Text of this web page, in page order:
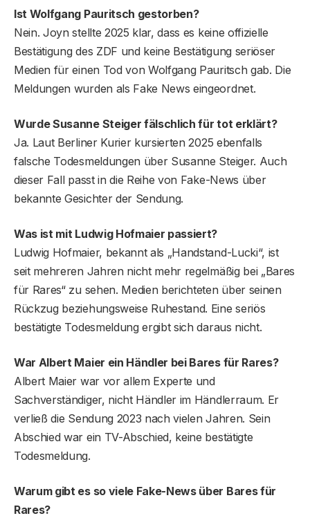
Ist Wolfgang Pauritsch gestorben?
Nein. Joyn stellte 2025 klar, dass es keine offizielle
Bestätigung des ZDF und keine Bestätigung seriöser
Medien für einen Tod von Wolfgang Pauritsch gab. Die
Meldungen wurden als Fake News eingeordnet.
Wurde Susanne Steiger fälschlich für tot erklärt?
Ja. Laut Berliner Kurier kursierten 2025 ebenfalls
falsche Todesmeldungen über Susanne Steiger. Auch
dieser Fall passt in die Reihe von Fake-News über
bekannte Gesichter der Sendung.
Was ist mit Ludwig Hofmaier passiert?
Ludwig Hofmaier, bekannt als „Handstand-Lucki“, ist
seit mehreren Jahren nicht mehr regelmäßig bei „Bares
für Rares“ zu sehen. Medien berichteten über seinen
Rückzug beziehungsweise Ruhestand. Eine seriös
bestätigte Todesmeldung ergibt sich daraus nicht.
War Albert Maier ein Händler bei Bares für Rares?
Albert Maier war vor allem Experte und
Sachverständiger, nicht Händler im Händlerraum. Er
verließ die Sendung 2023 nach vielen Jahren. Sein
Abschied war ein TV-Abschied, keine bestätigte
Todesmeldung.
Warum gibt es so viele Fake-News über Bares für
Rares?